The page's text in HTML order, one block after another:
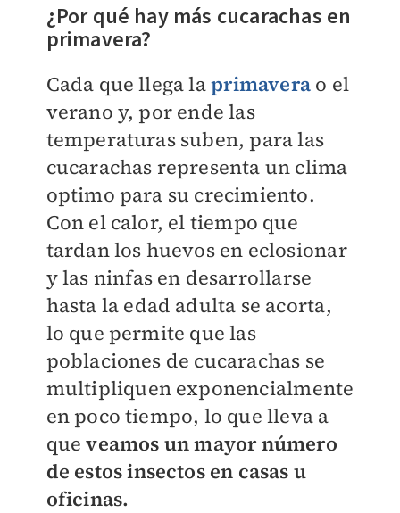
¿Por qué hay más cucarachas en
primavera?
Cada que llega laprimavera o el
verano y, por ende las
temperaturas suben, para las
cucarachas representa un clima
optimo para su crecimiento.
Con el calor, el tiempo que
tardan los huevos en eclosionar
y las ninfas en desarrollarse
hasta la edad adulta se acorta,
lo que permite que las
poblaciones de cucarachas se
multipliquen exponencialmente
en poco tiempo, lo que lleva a
queveamos un mayor número
de estos insectos en casas u
oficinas.